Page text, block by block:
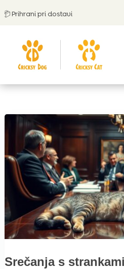
pri dostavi
Srečanja s